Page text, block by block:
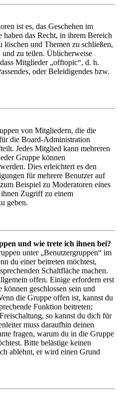
ist es, das Geschehen im
haben das Recht, in ihrem Bereich
löschen und Themen zu schließen,
zu teilen. Üblicherweise
Mitglieder „offtopic“, d. h.
oder Beleidigendes bzw.
von Mitgliedern, die die
die Board-Administration
Jedes Mitglied kann mehreren
Gruppe können
Dies erleichtert es den
für mehrere Benutzer auf
Beispiel zu Moderatoren eines
Zugriff zu einem
geben.
und wie trete ich ihnen bei?
unter „Benutzergruppen“ im
du einer beitreten möchtest,
Schaltfläche machen.
offen. Einige erfordern erst
können geschlossen sein und
die Gruppe offen ist, kannst du
Funktion beitreten;
so kannst du dich für
muss daraufhin deinen
fragen, warum du in die Gruppe
Bitte belästige keinen
ablehnt, er wird einen Grund